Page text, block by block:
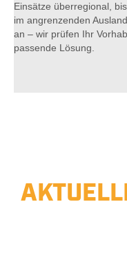
Einsätze überregional,
im angrenzenden
an – wir prüfen Ihr
passende Lösung.